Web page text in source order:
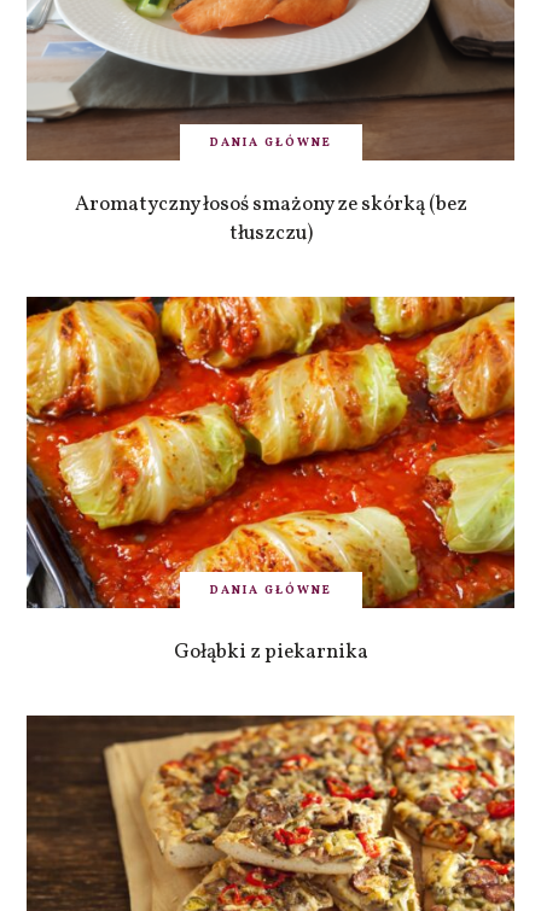
DANIA GŁÓWNE
Aromatyczny łosoś smażony ze skórką (bez
tłuszczu)
DANIA GŁÓWNE
Gołąbki z piekarnika